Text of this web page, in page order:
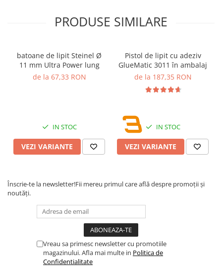
PRODUSE SIMILARE
batoane de lipit Steinel Ø
11 mm Ultra Power lung
de la 67,33 RON
IN STOC
VEZI VARIANTE
Pistol de lipit cu adeziv
GlueMatic 3011 în ambalaj
de la 187,35 RON
IN STOC
VEZI VARIANTE
Înscrie-te la newsletter!Fii mereu primul care află despre promoții și
noutăți.
Vreau sa primesc newsletter cu promotiile
magazinului. Afla mai multe in Politica de
Confidentialitate